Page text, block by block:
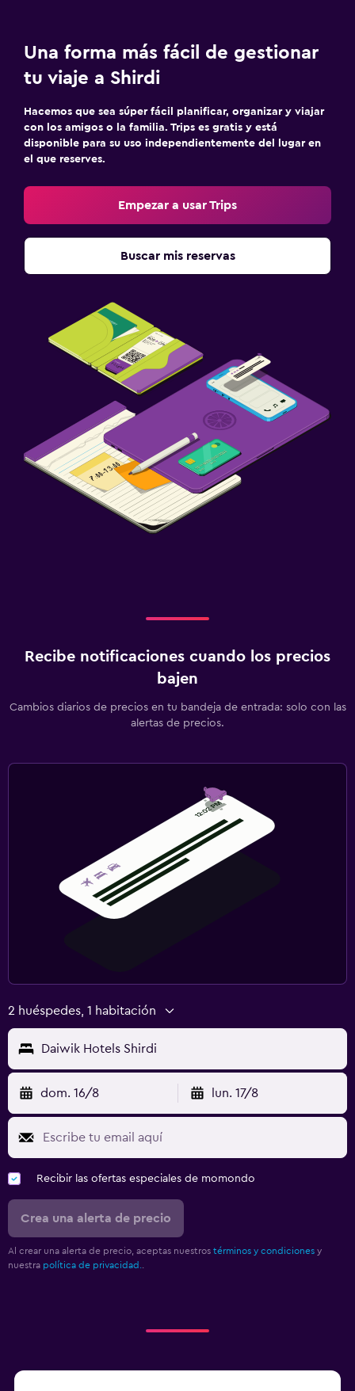
Una forma más fácil de gestionar
tu viaje a Shirdi
Hacemos que sea súper fácil planificar, organizar y viajar
con los amigos o la familia. Trips es gratis y está
disponible para su uso independientemente del lugar en
el que reserves.
Empezar a usar Trips
Buscar mis reservas
Recibe notificaciones cuando los precios
bajen
Cambios diarios de precios en tu bandeja de entrada: solo con las
alertas de precios.
2 huéspedes, 1 habitación
Daiwik Hotels Shirdi
dom. 16/8 lun. 17/8
Recibir las ofertas especiales de momondo
Crea una alerta de precio
Al crear una alerta de precio, aceptas nuestros términos y condiciones y
nuestra política de privacidad.